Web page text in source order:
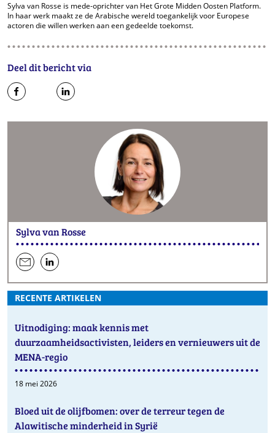
Sylva van Rosse is mede-oprichter van Het Grote Midden Oosten Platform.
In haar werk maakt ze de Arabische wereld toegankelijk voor Europese
actoren die willen werken aan een gedeelde toekomst.
Deel dit bericht via
op
FacebookTwitter
op
LinkedIn
Sylva van Rosse
een
e-
mail
hen
op
LinkedIn
RECENTE ARTIKELEN
Uitnodiging: maak kennis met
duurzaamheidsactivisten, leiders en vernieuwers uit de
MENA-regio
18 mei 2026
Bloed uit de olijfbomen: over de terreur tegen de
Alawitische minderheid in Syrië